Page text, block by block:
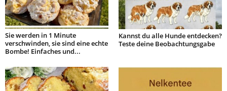
Sie werden in 1 Minute
verschwinden, sie sind eine echte
Bombe! Einfaches und...
Kannst du alle Hunde entdecken?
Teste deine Beobachtungsgabe